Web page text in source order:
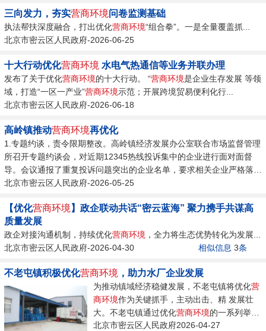
三向发力，夯实营商环境问卷监测基础
执法帮扶深度融合，打出优化营商环境“组合拳”。一是全量覆盖抓...
北京市密云区人民政府-2026-06-25
十大行动优化营商环境 水电气热通信等业务并联办理
发布了关于优化营商环境的十大行动。 “营商环境是企业生存发展 等领
域，打造“一区一产业”营商环境示范；开展跨境贸易便利化行...
北京市密云区人民政府-2026-06-18
高岭镇推动营商环境再优化
1.专题约谈，责令限期整改。高岭镇经济发展办公室联合市场监督管理
所召开专题约谈会，对近期12345热线投诉集中的企业进行面对面督
导。会议通报了重复投诉问题突出的企业名单，要求相关企业严格落实
主体责任，深入剖析投诉根源，限期整改经营不规范行为。2.完善机
规范广告宣传、售后服务、合同履约等环节，从源头减少消费纠纷。3.
强力执法，优化市场
对整改不力或屡遭投诉的企业依法处置。...
北京市密云区人民政府-2026-05-25
【优化营商环境 】政企联动共话“密云蓝海” 聚力携手共谋高
质量发展
政企对接沟通机制，持续优化营商环境 ，全力将生态优势转化为发展...
北京市密云区人民政府-2026-04-30
相似信息 3条
不老屯镇积极优化营商环境 ，助力水厂企业发展
为推动镇域经济稳健发展，不老屯镇将优化营
商环境作为关键抓手，主动出击、精 发展壮
大。不老屯镇通过优化营商环境的一系列举
措，帮助该公司更...
北京市密云区人民政府2026-04-27